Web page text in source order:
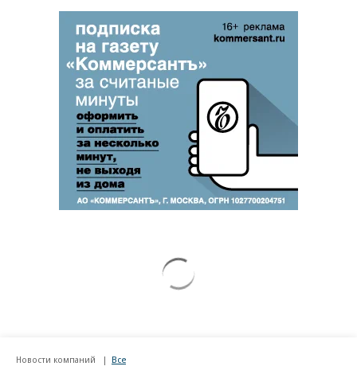
Новости компаний Все